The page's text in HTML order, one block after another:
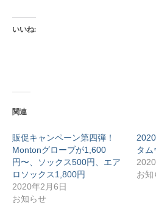
いいね:
関連
販促キャンペーン第四弾！
Montonグローブが1,600
円〜、ソックス500円、エア
ロソックス1,800円
2020年2月6日
お知らせ
タム
お知